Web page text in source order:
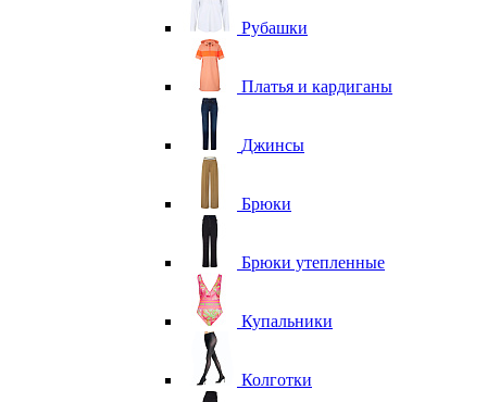
Рубашки
Платья и кардиганы
Джинсы
Брюки
Брюки утепленные
Купальники
Колготки